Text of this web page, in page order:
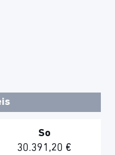
So
30.391,20 €